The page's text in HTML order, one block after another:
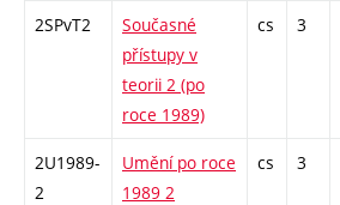
2SPvT2
Současné
přístupy v
teorii 2 (po
roce 1989)
cs 3
2U1989-
2
Umění po roce
1989 2
cs 3